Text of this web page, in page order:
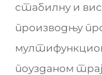
стабилну и
производњу
поузданом